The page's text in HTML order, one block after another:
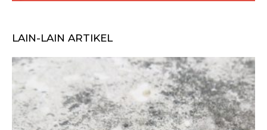
LAIN-LAIN ARTIKEL